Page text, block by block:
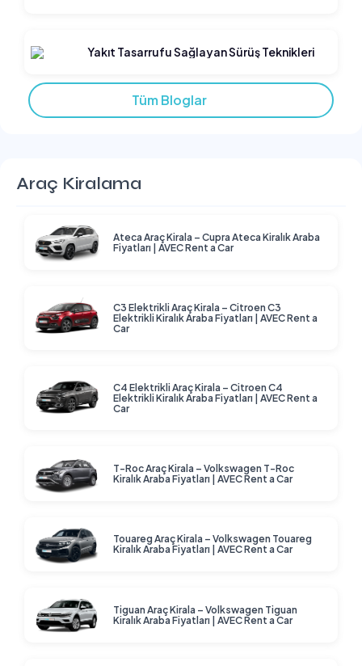
Yakıt Tasarrufu Sağlayan Sürüş Teknikleri
Tüm Bloglar
Araç Kiralama
Ateca Araç Kirala – Cupra Ateca Kiralık Araba
Fiyatları | AVEC Rent a Car
C3 Elektrikli Araç Kirala – Citroen C3
Elektrikli Kiralık Araba Fiyatları | AVEC Rent a
Car
C4 Elektrikli Araç Kirala – Citroen C4
Elektrikli Kiralık Araba Fiyatları | AVEC Rent a
Car
T-Roc Araç Kirala – Volkswagen T-Roc
Kiralık Araba Fiyatları | AVEC Rent a Car
Touareg Araç Kirala – Volkswagen Touareg
Kiralık Araba Fiyatları | AVEC Rent a Car
Tiguan Araç Kirala – Volkswagen Tiguan
Kiralık Araba Fiyatları | AVEC Rent a Car